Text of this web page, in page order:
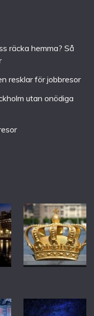
räcka hemma? Så
resklar för jobbresor
utan onödiga